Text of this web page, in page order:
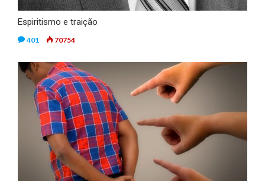
Espiritismo e traição
401 70754